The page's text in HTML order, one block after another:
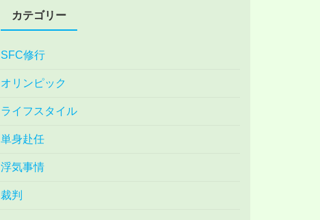
カテゴリー
SFC修行
オリンピック
ライフスタイル
単身赴任
浮気事情
裁判